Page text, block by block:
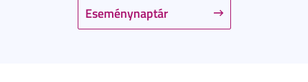
Eseménynaptár